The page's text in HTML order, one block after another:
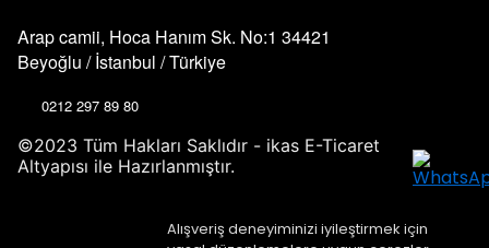
Alışveriş deneyiminizi iyileştirmek için
Arap camii, Hoca Hanım Sk. No:1 34421
Beyoğlu / İstanbul / Türkiye
0212 297 89 80
©2023 Tüm Hakları Saklıdır - ikas E-Ticaret
Altyapısı ile Hazırlanmıştır.